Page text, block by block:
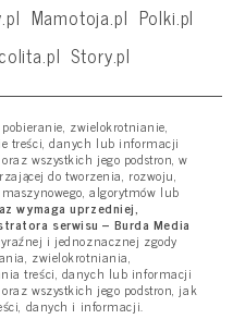
Mamotoja.pl Polki.pl
Story.pl
zwielokrotnianie,
treści, danych lub informacji
wszystkich jego podstron, w
do tworzenia, rozwoju,
algorytmów lub
wymaga uprzedniej,
serwisu – Burda Media
i jednoznacznej zgody
zwielokrotniania,
treści, danych lub informacji
wszystkich jego podstron, jak
danych i informacji.